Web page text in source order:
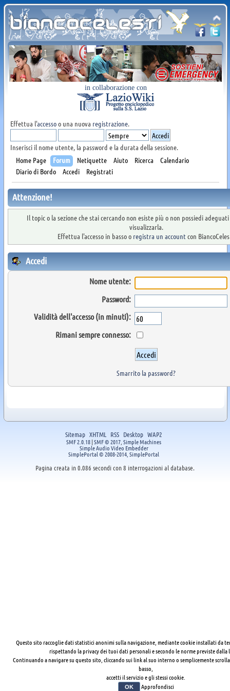
in collaborazione con
Effettua l'accessoo una nuova registrazione.
Inserisci il nome utente, la password e la durata della sessione.
Home Page
Forum Netiquette Aiuto Ricerca
Calendario
Diario di Bordo
Accedi Registrati
Attenzione!
Il topic o la sezione che stai cercando non esiste più o non possiedi
visualizzarla.
Effettua l'accesso in basso o registra un account con
Accedi
Nome utente:
Password:
Validità dell'accesso (in minuti):
Rimani sempre connesso:
Smarrito la password?
Sitemap XHTML RSS Desktop WAP2
SMF 2.0.18|SMF © 2017 Simple Machines
Simple Audio Video Embedder
SimplePortal © 2008-2014, SimplePortal
Pagina creata in 0.086 secondi con 8 interrogazioni al database.
Questo sito raccoglie dati statistici anonimi sulla navigazione, mediante cookie installati da
rispettando la privacy dei tuoi dati personali e secondo le norme previste dalla
Continuando a navigare su questo sito, cliccando sui link al suo interno o semplicemente
basso,
accetti il servizio e gli stessi cookie.
OK Approfondisci